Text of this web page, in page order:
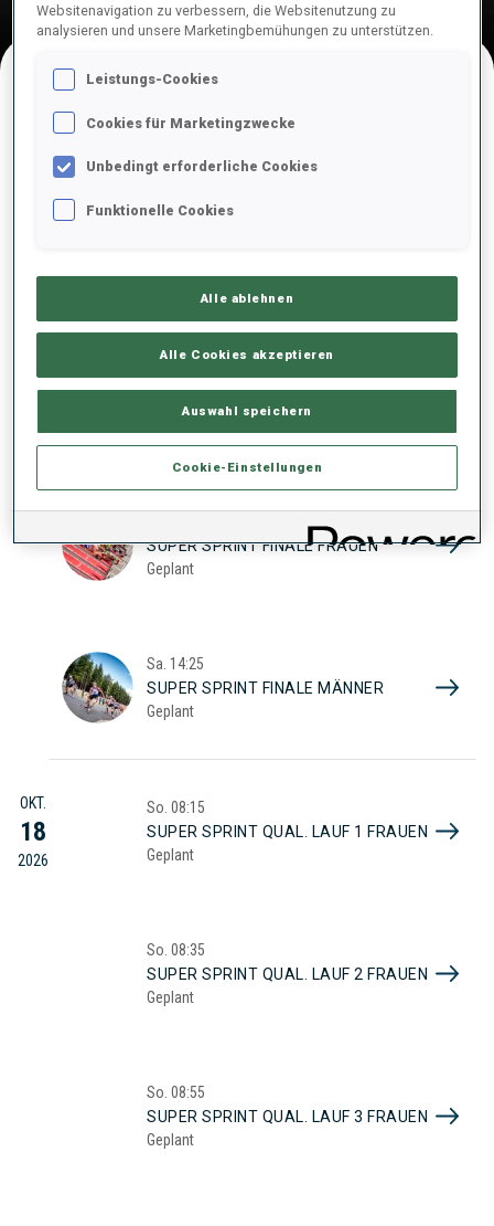
NACHFOLGENDE WETTKÄMPFE
Sa.10:20
SUPER SPRINT QUAL. MÄNNER
SUPER SPRINT FINALE FRAUEN
Geplant
Sa. 14:25
SUPER SPRINT FINALE MÄNNER
Geplant
OKT.
18
2026
So. 08:15
SUPER SPRINT QUAL. LAUF 1 FRAUEN
Geplant
So. 08:35
SUPER SPRINT QUAL. LAUF 2 FRAUEN
Geplant
So. 08:55
SUPER SPRINT QUAL. LAUF 3 FRAUEN
Geplant
Websitenavigation zu verbessern, die Websitenutzung zu
analysieren und unsere Marketingbemühungen zu unterstützen.
Leistungs-Cookies
Cookies für Marketingzwecke
Unbedingt erforderliche Cookies
Funktionelle Cookies
Alle ablehnen
Alle Cookies akzeptieren
Auswahl speichern
Cookie-Einstellungen